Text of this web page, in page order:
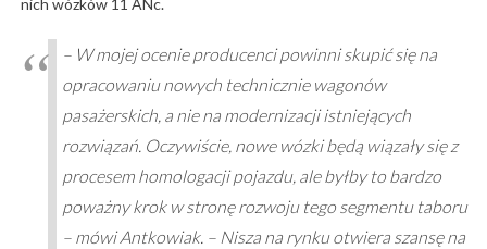
nich wózków 11 ANc.
– W mojej ocenie producenci powinni skupić się na
opracowaniu nowych technicznie wagonów
pasażerskich, a nie na modernizacji istniejących
rozwiązań. Oczywiście, nowe wózki będą wiązały się z
procesem homologacji pojazdu, ale byłby to bardzo
poważny krok w stronę rozwoju tego segmentu taboru
– mówi Antkowiak. – Nisza na rynku otwiera szansę na